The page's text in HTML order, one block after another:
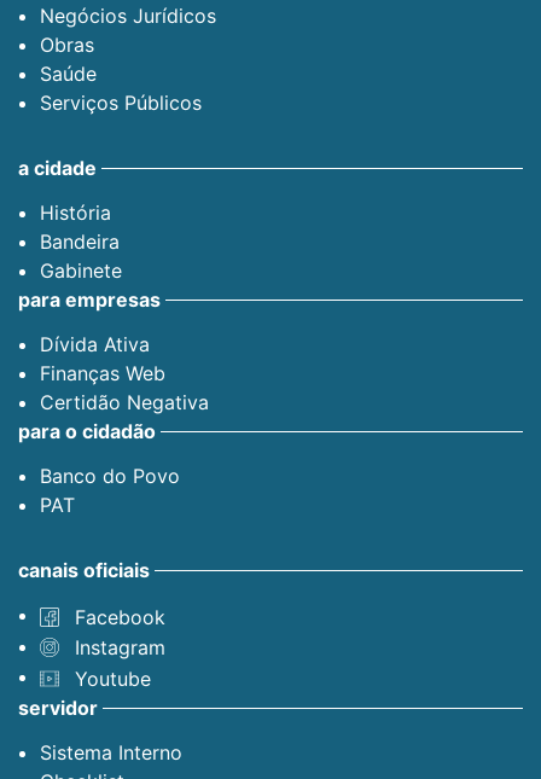
Negócios Jurídicos
Obras
Saúde
Serviços Públicos
a cidade
História
Bandeira
Gabinete
para empresas
Dívida Ativa
Finanças Web
Certidão Negativa
para o cidadão
Banco do Povo
PAT
canais oficiais
Facebook
Instagram
Youtube
servidor
Sistema Interno